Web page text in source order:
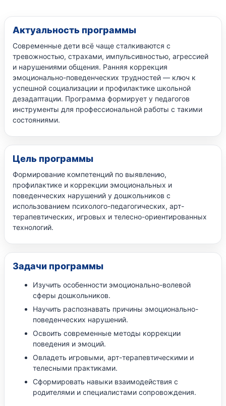
Актуальность программы
Современные дети всё чаще сталкиваются с
тревожностью, страхами, импульсивностью, агрессией
и нарушениями общения. Ранняя коррекция
эмоционально-поведенческих трудностей — ключ к
успешной социализации и профилактике школьной
дезадаптации. Программа формирует у педагогов
инструменты для профессиональной работы с такими
состояниями.
Цель программы
Формирование компетенций по выявлению,
профилактике и коррекции эмоциональных и
поведенческих нарушений у дошкольников с
использованием психолого-педагогических, арт-
терапевтических, игровых и телесно-ориентированных
технологий.
Задачи программы
Изучить особенности эмоционально-волевой
сферы дошкольников.
Научить распознавать причины эмоционально-
поведенческих нарушений.
Освоить современные методы коррекции
поведения и эмоций.
Овладеть игровыми, арт-терапевтическими и
телесными практиками.
Сформировать навыки взаимодействия с
родителями и специалистами сопровождения.